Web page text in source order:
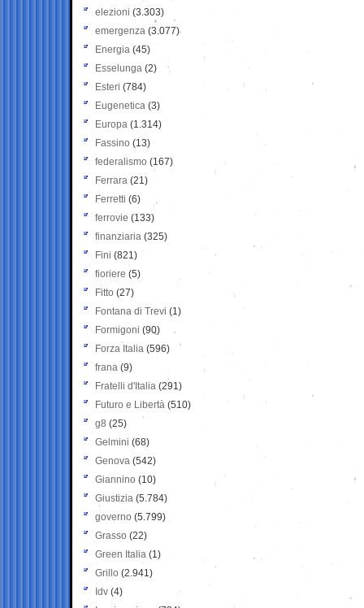
elezioni (3.303)
emergenza (3.077)
Energia (45)
Esselunga (2)
Esteri (784)
Eugenetica (3)
Europa (1.314)
Fassino (13)
federalismo (167)
Ferrara (21)
Ferretti (6)
ferrovie (133)
finanziaria (325)
Fini (821)
fioriere (5)
Fitto (27)
Fontana di Trevi (1)
Formigoni (90)
Forza Italia (596)
frana (9)
Fratelli d'Italia (291)
Futuro e Libertà (510)
g8 (25)
Gelmini (68)
Genova (542)
Giannino (10)
Giustizia (5.784)
governo (5.799)
Grasso (22)
Green Italia (1)
Grillo (2.941)
Idv (4)